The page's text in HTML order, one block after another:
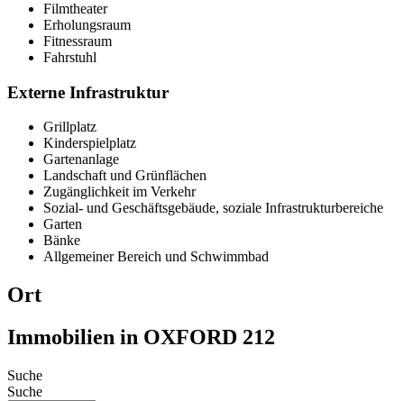
Filmtheater
Erholungsraum
Fitnessraum
Fahrstuhl
Externe Infrastruktur
Grillplatz
Kinderspielplatz
Gartenanlage
Landschaft und Grünflächen
Zugänglichkeit im Verkehr
Sozial- und Geschäftsgebäude, soziale Infrastrukturbereiche
Garten
Bänke
Allgemeiner Bereich und Schwimmbad
Ort
Immobilien in OXFORD 212
Suche
Suche